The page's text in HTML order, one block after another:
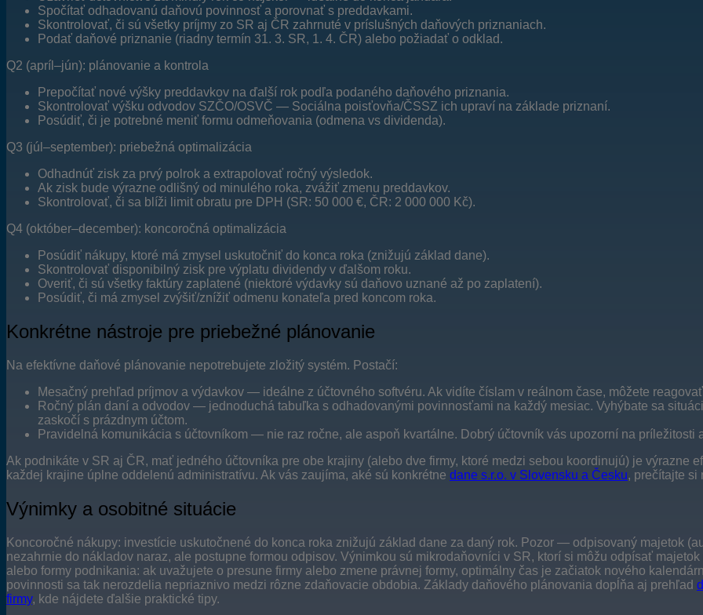
Spočítať odhadovanú daňovú povinnosť a porovnať s preddavkami.
Skontrolovať, či sú všetky príjmy zo SR aj ČR zahrnuté v príslušných daňových priznaniach.
Podať daňové priznanie (riadny termín 31. 3. SR, 1. 4. ČR) alebo požiadať o odklad.
Q2 (apríl–jún): plánovanie a kontrola
Prepočítať nové výšky preddavkov na ďalší rok podľa podaného daňového priznania.
Skontrolovať výšku odvodov SZČO/OSVČ — Sociálna poisťovňa/ČSSZ ich upraví na základe priznaní.
Posúdiť, či je potrebné meniť formu odmeňovania (odmena vs dividenda).
Q3 (júl–september): priebežná optimalizácia
Odhadnúť zisk za prvý polrok a extrapolovať ročný výsledok.
Ak zisk bude výrazne odlišný od minulého roka, zvážiť zmenu preddavkov.
Skontrolovať, či sa blíži limit obratu pre DPH (SR: 50 000 €, ČR: 2 000 000 Kč).
Q4 (október–december): koncoročná optimalizácia
Posúdiť nákupy, ktoré má zmysel uskutočniť do konca roka (znižujú základ dane).
Skontrolovať disponibilný zisk pre výplatu dividendy v ďalšom roku.
Overiť, či sú všetky faktúry zaplatené (niektoré výdavky sú daňovo uznané až po zaplatení).
Posúdiť, či má zmysel zvýšiť/znížiť odmenu konateľa pred koncom roka.
Konkrétne nástroje pre priebežné plánovanie
Na efektívne daňové plánovanie nepotrebujete zložitý systém. Postačí:
Mesačný prehľad príjmov a výdavkov — ideálne z účtovného softvéru. Ak vidíte číslam v reálnom čase, môžete
Ročný plán daní a odvodov — jednoduchá tabuľka s odhadovanými povinnosťami na každý mesiac. Vyhýbate sa
zaskočí s prázdnym účtom.
Pravidelná komunikácia s účtovníkom — nie raz ročne, ale aspoň kvartálne. Dobrý účtovník vás upozorní na príležitosti
Ak podnikáte v SR aj ČR, mať jedného účtovníka pre obe krajiny (alebo dve firmy, ktoré medzi sebou koordinujú) je výrazne
každej krajine úplne oddelenú administratívu. Ak vás zaujíma, aké sú konkrétne dane s.r.o. v Slovensku a Česku, prečítajte si
Výnimky a osobitné situácie
Koncoročné nákupy: investície uskutočnené do konca roka znižujú základ dane za daný rok. Pozor — odpisovaný majetok
nezahrnie do nákladov naraz, ale postupne formou odpisov. Výnimkou sú mikrodaňovníci v SR, ktorí si môžu odpísať
alebo formy podnikania: ak uvažujete o presune firmy alebo zmene právnej formy, optimálny čas je začiatok nového
povinnosti sa tak nerozdelia nepriaznivo medzi rôzne zdaňovacie obdobia. Základy daňového plánovania dopĺňa aj prehľad
firmy, kde nájdete ďalšie praktické tipy.